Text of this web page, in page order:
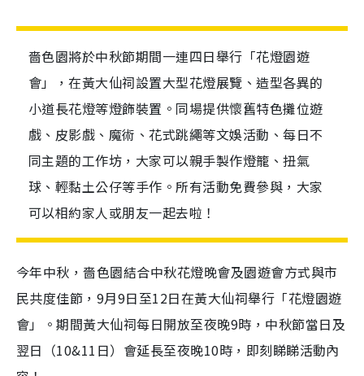
嗇色園將於中秋節期間一連四日舉行「花燈園遊
會」，在黃大仙祠設置大型花燈展覽、造型各異的
小道長花燈等燈飾裝置。同場提供懷舊特色攤位遊
戲、皮影戲、魔術、花式跳繩等文娛活動、每日不
同主題的工作坊，大家可以親手製作燈籠、扭氣
球、輕黏土公仔等手作。所有活動免費參與，大家
可以相約家人或朋友一起去啦！
今年中秋，嗇色園結合中秋花燈晚會及園遊會方式與市
民共度佳節，9月9日至12日在黃大仙祠舉行「花燈園遊
會」。期間黃大仙祠每日開放至夜晚9時，中秋節當日及
翌日（10&11日）會延長至夜晚10時，即刻睇睇活動內